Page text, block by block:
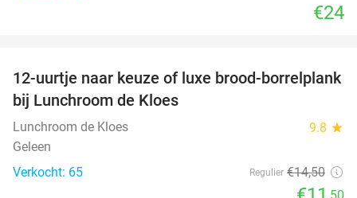
€24
21%
12-uurtje naar keuze of luxe brood-borrelplank
bij Lunchroom de Kloes
Lunchroom de Kloes 9.8 star
Geleen
Verkocht: 65
Regulier €14,50
,50